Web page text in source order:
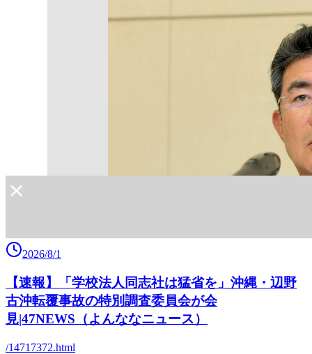
2026/8/1
【速報】「学校法人同志社は猛省を」沖縄・辺野
古沖転覆事故の特別調査委員会が会
見|47NEWS（よんななニュース）
/14717372.html